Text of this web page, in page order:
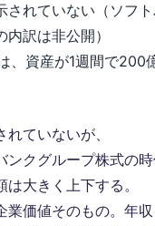
されていない（ソフ
訳は非公開）
、資産が1週間で200
ていないが、
ンクグループ株式の
大きく上下する。
業価値そのもの。年